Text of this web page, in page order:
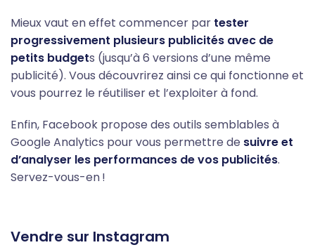
Mieux vaut en effet commencer par tester
progressivement plusieurs publicités avec de
petits budgets (jusqu’à 6 versions d’une même
publicité). Vous découvrirez ainsi ce qui fonctionne et
vous pourrez le réutiliser et l’exploiter à fond.
Enfin, Facebook propose des outils semblables à
Google Analytics pour vous permettre de suivre et
d’analyser les performances de vos publicités.
Servez-vous-en !
Vendre sur Instagram